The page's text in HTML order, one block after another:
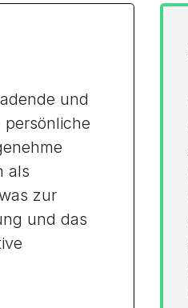
und
persönliche
als
zur
und das